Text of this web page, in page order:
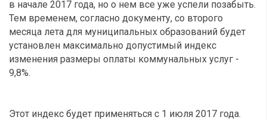
в начале 2017 года, но о нем все уже успели позабыть.
Тем временем, согласно документу, со второго
месяца лета для муниципальных образований будет
установлен максимально допустимый индекс
изменения размеры оплаты коммунальных услуг -
9,8%.
Этот индекс будет применяться с 1 июля 2017 года.